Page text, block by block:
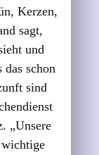
Kerzen,
sagt,
und
schon
sind
„Unsere